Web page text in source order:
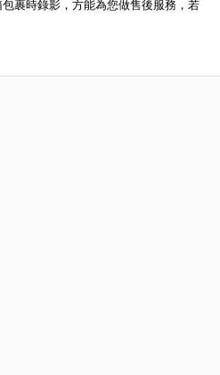
裹時錄影，方能為您做售後服務，若